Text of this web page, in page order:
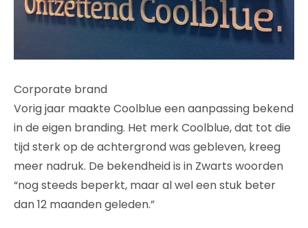
Corporate brand
Vorig jaar maakte Coolblue een aanpassing bekend
in de eigen branding. Het merk Coolblue, dat tot die
tijd sterk op de achtergrond was gebleven, kreeg
meer nadruk. De bekendheid is in Zwarts woorden
“nog steeds beperkt, maar al wel een stuk beter
dan 12 maanden geleden.”